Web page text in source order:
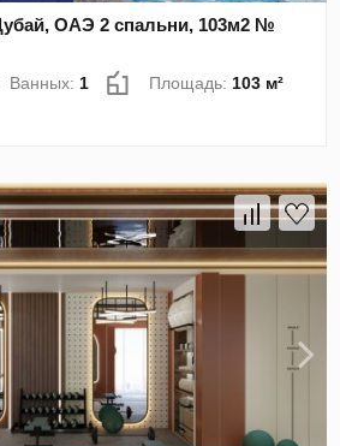
ОАЭ 2 спальни, 103м2 №
Ванных: 1 Площадь: 103 м²